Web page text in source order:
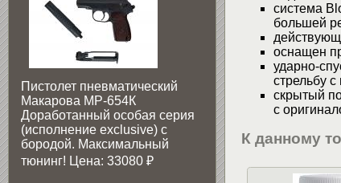
система
большей
оснащен
ударно-
стрельбу
скрытый
с
К данному
Пистолет пневматический
Макарова МР-654К
Доработанный особая серия
(исполнение exclusive) c
бородой. Максимальный
тюнинг! Цена: 33080 ₽